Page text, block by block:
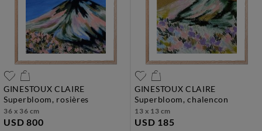
GINESTOUX CLAIRE
superbloom, rosières
36 x 36 cm
USD 800
GINESTOUX CLAIRE
superbloom, chalencon
13 x 13 cm
USD 185